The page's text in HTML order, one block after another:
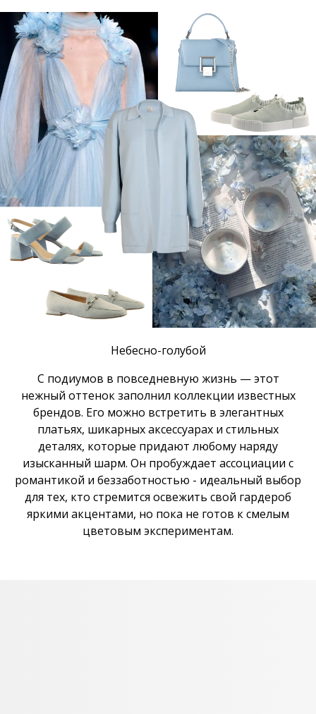
Небесно-голубой
С подиумов в повседневную жизнь — этот
нежный оттенок заполнил коллекции известных
брендов. Его можно встретить в элегантных
платьях, шикарных аксессуарах и стильных
деталях, которые придают любому наряду
изысканный шарм. Он пробуждает ассоциации с
романтикой и беззаботностью - идеальный выбор
для тех, кто стремится освежить свой гардероб
яркими акцентами, но пока не готов к смелым
цветовым экспериментам.